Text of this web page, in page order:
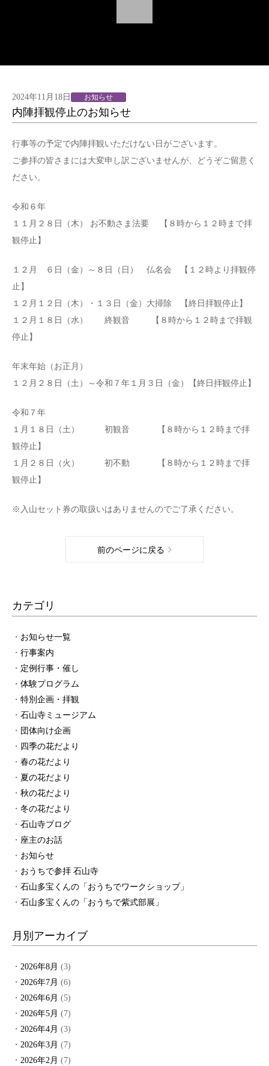
2024年11月18日 お知らせ
内陣拝観停止のお知らせ
行事等の予定で内陣拝観いただけない日がございます。
ご参拝の皆さまには大変申し訳ございませんが、どうぞご留意く
ださい。
令和６年
１１月２８日（木） お不動さま法要 【８時から１２時まで拝
観停止】
１２月 ６日（金）～８日（日） 仏名会 【１２時より拝観停
止】
１２月１２日（木）・１３日（金）大掃除 【終日拝観停止】
１２月１８日（水） 終観音 【８時から１２時まで拝観
停止】
年末年始（お正月）
１２月２８日（土）～令和７年１月３日（金）【終日拝観停止】
令和７年
１月１８日（土） 初観音 【８時から１２時まで拝
観停止】
１月２８日（火） 初不動 【８時から１２時まで拝
観停止】
※入山セット券の取扱いはありませんのでご了承ください。
前のページに戻る
カテゴリ
お知らせ一覧
行事案内
定例行事・催し
体験プログラム
特別企画・拝観
石山寺ミュージアム
団体向け企画
四季の花だより
春の花だより
夏の花だより
秋の花だより
冬の花だより
石山寺ブログ
座主のお話
お知らせ
おうちで参拝 石山寺
石山多宝くんの「おうちでワークショップ」
石山多宝くんの「おうちで紫式部展」
月別アーカイブ
2026年8月 (3)
2026年7月 (6)
2026年6月 (5)
2026年5月 (7)
2026年4月 (3)
2026年3月 (7)
2026年2月 (7)